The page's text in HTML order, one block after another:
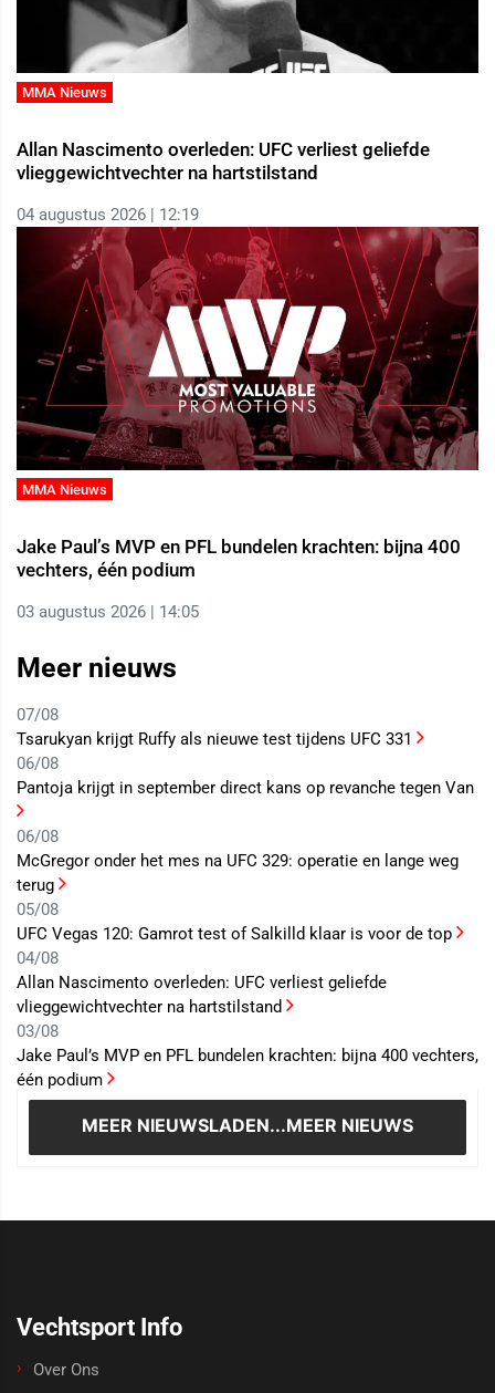
MMA Nieuws
Allan Nascimento overleden: UFC verliest geliefde
vlieggewichtvechter na hartstilstand
04 augustus 2026 | 12:19
MMA Nieuws
Jake Paul’s MVP en PFL bundelen krachten: bijna 400
vechters, één podium
03 augustus 2026 | 14:05
Meer nieuws
07/08
Tsarukyan krijgt Ruffy als nieuwe test tijdens UFC 331
06/08
Pantoja krijgt in september direct kans op revanche tegen Van
06/08
McGregor onder het mes na UFC 329: operatie en lange weg
terug
05/08
UFC Vegas 120: Gamrot test of Salkilld klaar is voor de top
04/08
Allan Nascimento overleden: UFC verliest geliefde
vlieggewichtvechter na hartstilstand
03/08
Jake Paul’s MVP en PFL bundelen krachten: bijna 400 vechters,
één podium
MEER NIEUWSLADEN...MEER NIEUWS
Vechtsport Info
Over Ons